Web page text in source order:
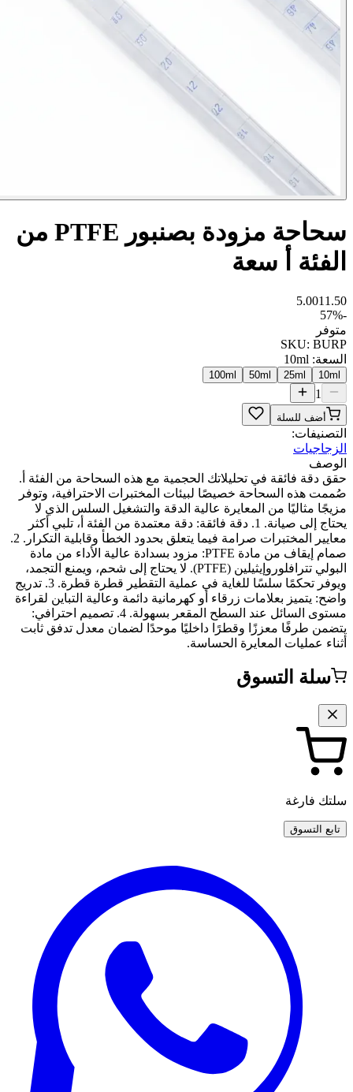
سحاحة مزودة بصنبور PTFE من
أ سعة
5.00
57
SKU:
:
10ml
25ml
50ml
100ml
1
أضف للسلة
دقة فائقة في تحليلاتك الحجمية مع هذه السحاحة من الفئة أ.
هذه السحاحة خصيصًا لبيئات المختبرات الاحترافية، وتوفر
مثاليًا من المعايرة عالية الدقة والتشغيل السلس الذي لا
يحتاج إلى صيانة. 1. دقة فائقة: دقة معتمدة من الفئة أ، تلبي أكثر
معايير المختبرات صرامة فيما يتعلق بحدود الخطأ وقابلية التكرار. 2.
صمام إيقاف من مادة PTFE: مزود بسدادة عالية الأداء من مادة
البولي تترافلوروإيثيلين (PTFE). لا يحتاج إلى شحم، ويمنع التجمد،
ويوفر تحكمًا سلسًا للغاية في عملية التقطير قطرة قطرة. 3. تدريج
يتميز بعلامات زرقاء أو كهرمانية دائمة وعالية التباين لقراءة
مستوى السائل عند السطح المقعر بسهولة. 4. تصميم احترافي:
طرفًا معززًا وقطرًا داخليًا موحدًا لضمان معدل تدفق ثابت
عمليات المعايرة الحساسة.
سلة التسوق
فارغة
التسوق